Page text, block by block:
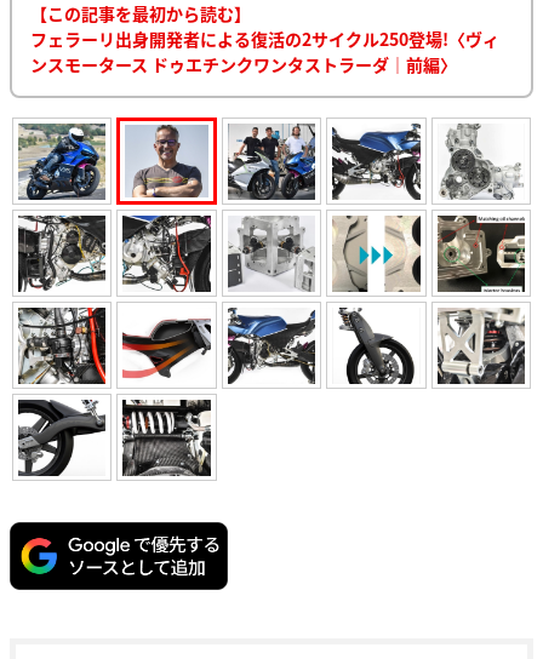
【この記事を最初から読む】
フェラーリ出身開発者による復活の2サイクル250登場!〈ヴィ
ンスモータース ドゥエチンクワンタストラーダ｜前編〉